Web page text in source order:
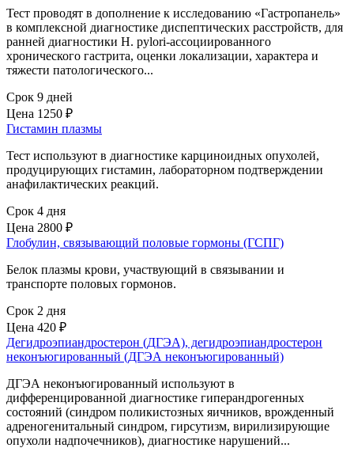
Тест проводят в дополнение к исследованию «Гастропанель»
в комплексной диагностике диспептических расстройств, для
ранней диагностики H. pylori-ассоциированного
хронического гастрита, оценки локализации, характера и
тяжести патологического...
Срок 9 дней
Цена 1250 ₽
Гистамин плазмы
Тест используют в диагностике карциноидных опухолей,
продуцирующих гистамин, лабораторном подтверждении
анафилактических реакций.
Срок 4 дня
Цена 2800 ₽
Глобулин, связывающий половые гормоны (ГСПГ)
Белок плазмы крови, участвующий в связывании и
транспорте половых гормонов.
Срок 2 дня
Цена 420 ₽
Дегидроэпиандростерон (ДГЭА), дегидроэпиандростерон
неконъюгированный (ДГЭА неконъюгированный)
ДГЭА неконъюгированный используют в
дифференцированной диагностике гиперандрогенных
состояний (синдром поликистозных яичников, врожденный
адреногенитальный синдром, гирсутизм, вирилизирующие
опухоли надпочечников), диагностике нарушений...